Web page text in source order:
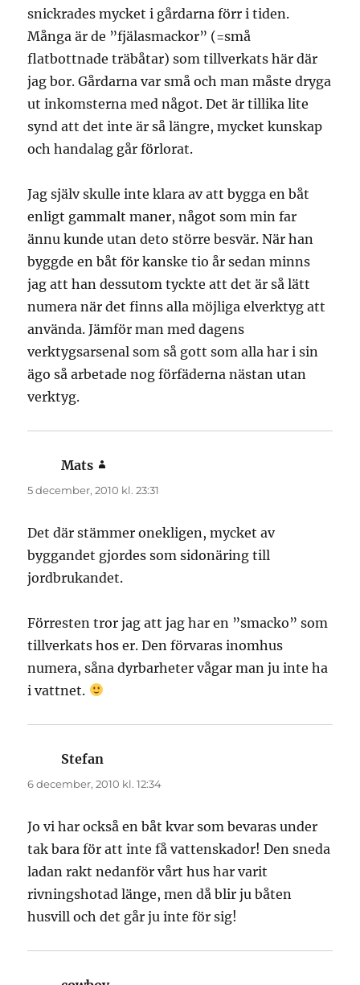
snickrades mycket i gårdarna förr i tiden.
Många är de ”fjälasmackor” (=små
flatbottnade träbåtar) som tillverkats här där
jag bor. Gårdarna var små och man måste dryga
ut inkomsterna med något. Det är tillika lite
synd att det inte är så längre, mycket kunskap
och handalag går förlorat.
Jag själv skulle inte klara av att bygga en båt
enligt gammalt maner, något som min far
ännu kunde utan deto större besvär. När han
byggde en båt för kanske tio år sedan minns
jag att han dessutom tyckte att det är så lätt
numera när det finns alla möjliga elverktyg att
använda. Jämför man med dagens
verktygsarsenal som så gott som alla har i sin
ägo så arbetade nog förfäderna nästan utan
verktyg.
Mats
5 december, 2010 kl. 23:31
Det där stämmer onekligen, mycket av
byggandet gjordes som sidonäring till
jordbrukandet.
Förresten tror jag att jag har en ”smacko” som
tillverkats hos er. Den förvaras inomhus
numera, såna dyrbarheter vågar man ju inte ha
i vattnet.
Stefan
6 december, 2010 kl. 12:34
Jo vi har också en båt kvar som bevaras under
tak bara för att inte få vattenskador! Den sneda
ladan rakt nedanför vårt hus har varit
rivningshotad länge, men då blir ju båten
husvill och det går ju inte för sig!